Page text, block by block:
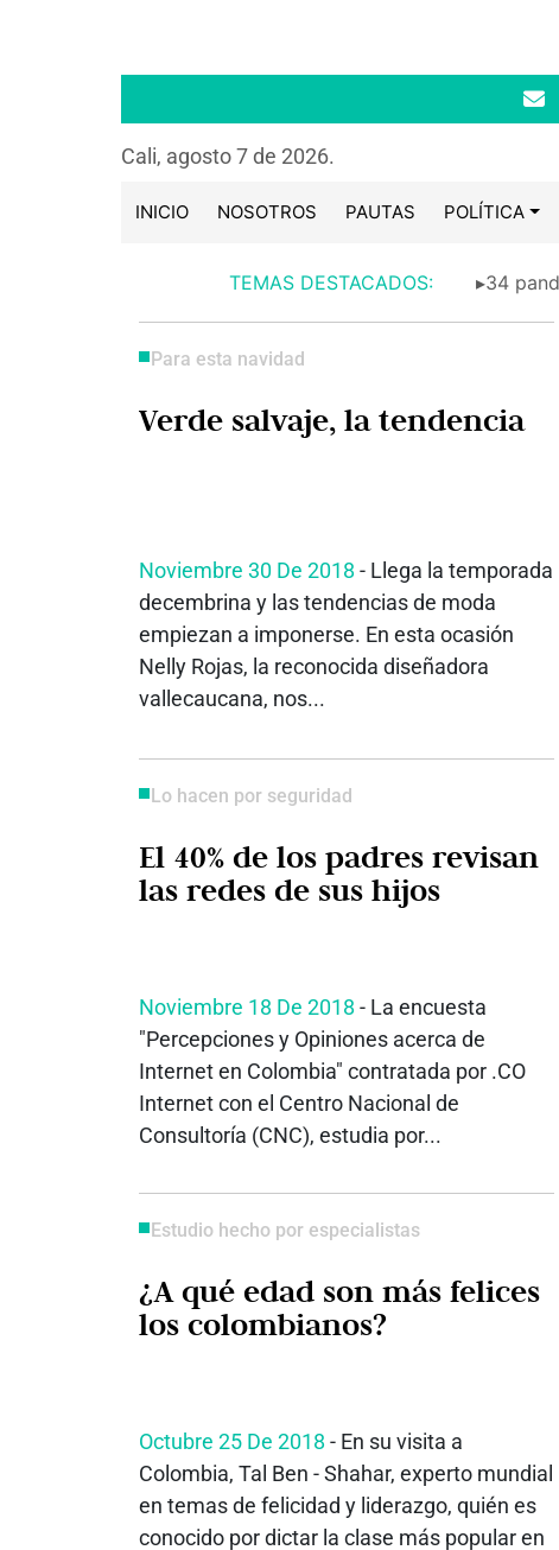
Cali, agosto 7 de 2026.
INICIO NOSOTROS PAUTAS POLÍTICA
TEMAS DESTACADOS: ▸34
Para esta navidad
Verde salvaje, la tendencia
Noviembre 30 De 2018 - Llega la temporada
decembrina y las tendencias de moda
empiezan a imponerse. En esta ocasión
Nelly Rojas, la reconocida diseñadora
vallecaucana, nos...
Lo hacen por seguridad
El 40% de los padres revisan
las redes de sus hijos
Noviembre 18 De 2018 - La encuesta
"Percepciones y Opiniones acerca de
Internet en Colombia" contratada por .CO
Internet con el Centro Nacional de
Consultoría (CNC), estudia por...
Estudio hecho por especialistas
¿A qué edad son más felices
los colombianos?
Octubre 25 De 2018 - En su visita a
Colombia, Tal Ben - Shahar, experto mundial
en temas de felicidad y liderazgo, quién es
conocido por dictar la clase más popular en